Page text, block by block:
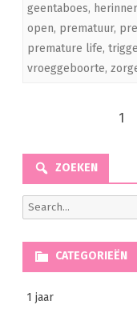
geentaboes,
open, prematuur,
premature life,
vroeggeboorte,
1
ZOEKEN
Search
for:
CATEGORIEËN
1 jaar